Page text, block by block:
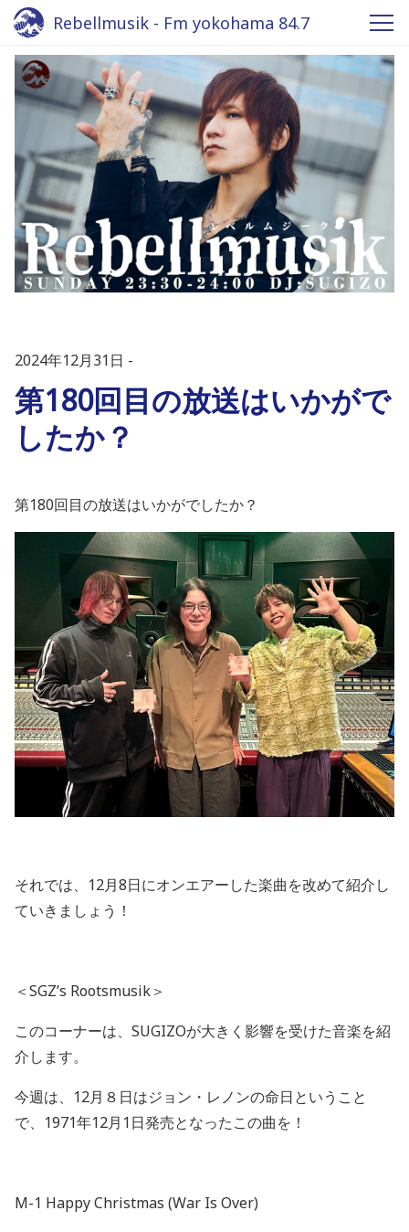
Rebellmusik - Fm yokohama 84.7
2024年12月31日
第180回目の放送はいかがで
したか？
第180回目の放送はいかがでしたか？
それでは、 12月8日にオンエアーした楽曲を改めて紹介し
ていきましょう！
＜SGZ’s Rootsmusik＞
このコーナーは、 SUGIZOが大きく影響を受けた音楽を紹
介します。
今週は、 12月８日はジョン・レノンの命日ということ
で、 1971年12月 1日発売となったこの曲を！
M-1 Happy Christmas (War Is Over)